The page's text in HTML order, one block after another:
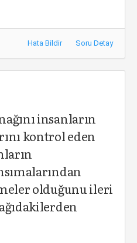
Hata Bildir Soru Detay
insanların
kontrol eden
olduğunu ileri